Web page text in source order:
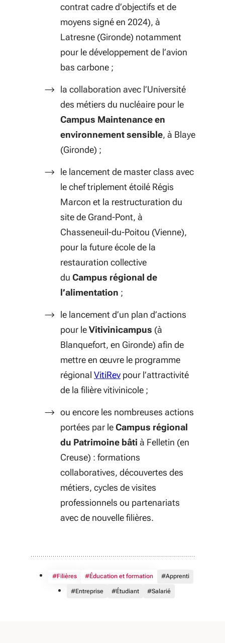
contrat cadre d’objectifs et de
moyens signé en 2024), à
Latresne (Gironde) notamment
pour le développement de l’avion
bas carbone ;
la collaboration avec l’Université
des métiers du nucléaire pour le
Campus Maintenance en
environnement sensible, à Blaye
(Gironde) ;
le lancement de master class avec
le chef triplement étoilé Régis
Marcon et la restructuration du
site de Grand-Pont, à
Chasseneuil-du-Poitou (Vienne),
pour la future école de la
restauration collective
du Campus régional de
l’alimentation ;
le lancement d’un plan d’actions
pour leVitivinicampus (à
Blanquefort, en Gironde) afin de
mettre en œuvre le programme
régional VitiRev pour l’attractivité
de la filière vitivinicole ;
ou encore les nombreuses actions
portées par leCampus régional
du Patrimoine bâti à Felletin (en
Creuse) : formations
collaboratives, découvertes des
métiers, cycles de visites
professionnels ou partenariats
avec de nouvelle filières.
#Filières #Éducation et formation #Apprenti
#Entreprise #Étudiant #Salarié